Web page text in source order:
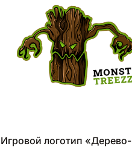
Игровой логотип «Дерево-